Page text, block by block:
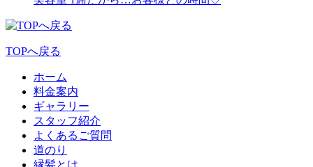
TOPへ戻る
ホーム
料金案内
ギャラリー
スタッフ紹介
よくあるご質問
道のり
縁髪とは